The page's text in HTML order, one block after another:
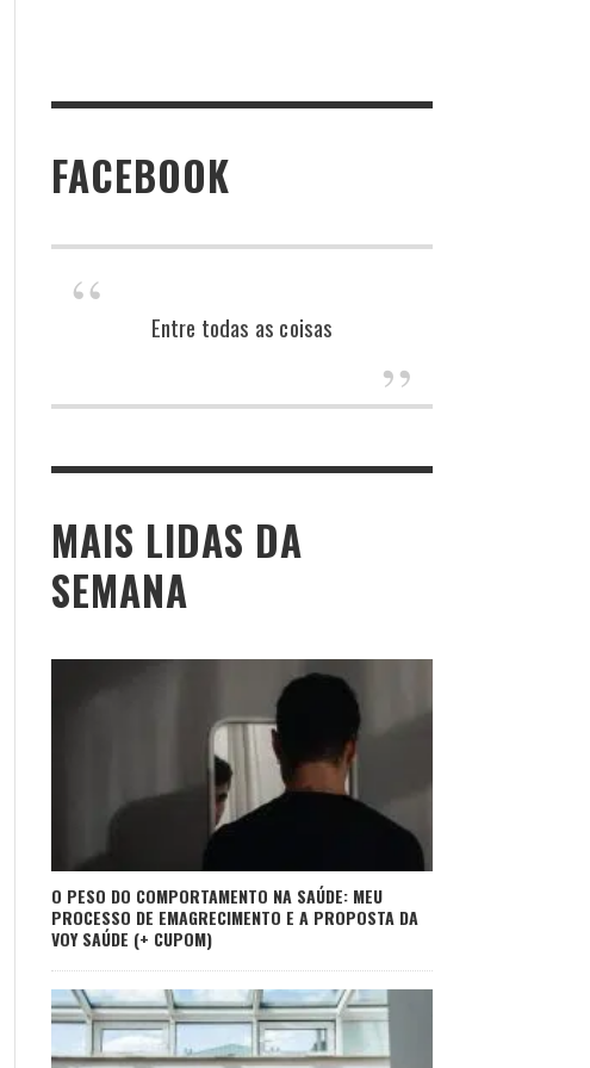
FACEBOOK
Entre todas as coisas
MAIS LIDAS DA
SEMANA
O PESO DO COMPORTAMENTO NA SAÚDE: MEU
PROCESSO DE EMAGRECIMENTO E A PROPOSTA DA
VOY SAÚDE (+ CUPOM)